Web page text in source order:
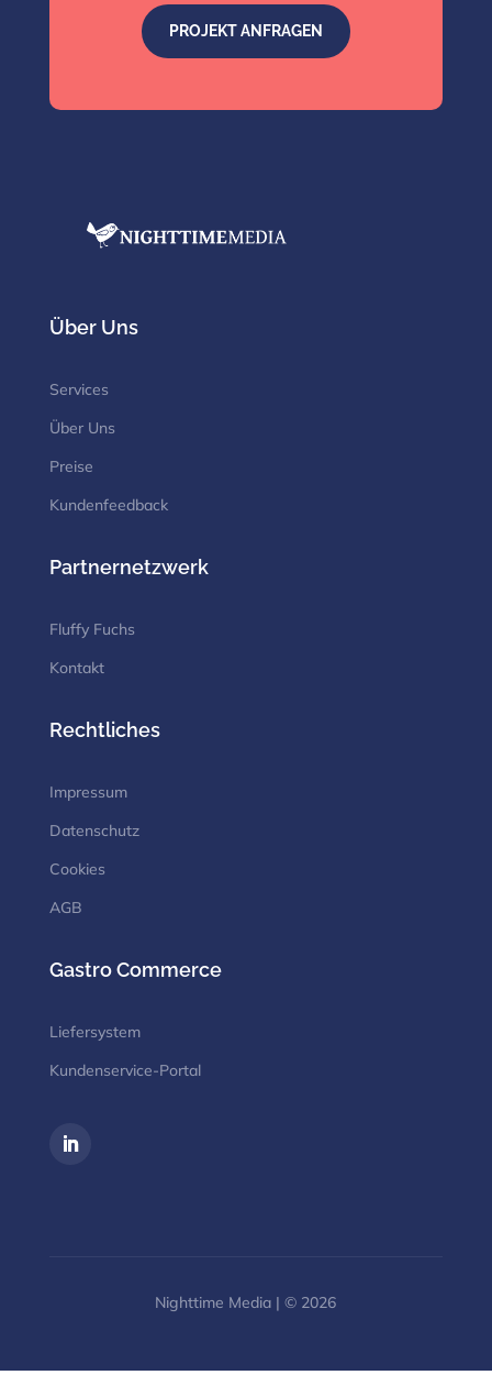
PROJEKT ANFRAGEN
Über Uns
Services
Über Uns
Preise
Kundenfeedback
Partnernetzwerk
Fluffy Fuchs
Kontakt
Rechtliches
Impressum
Datenschutz
Cookies
AGB
Gastro Commerce
Liefersystem
Kundenservice-Portal
Nighttime Media | © 2026